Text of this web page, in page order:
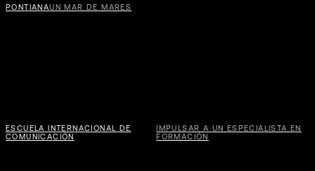
PONTIANAUN MAR DE MARES
ESCUELA INTERNACIONAL DE
COMUNICACIÓN
IMPULSAR A UN ESPECIALISTA EN
FORMACIÓN